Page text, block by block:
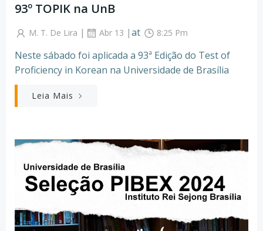
93º TOPIK na UnB
M. T. De Lira | Abr 13 |at 8:25 Pm
Neste sábado foi aplicada a 93ª Edição do Test of
Proficiency in Korean na Universidade de Brasília
Leia Mais